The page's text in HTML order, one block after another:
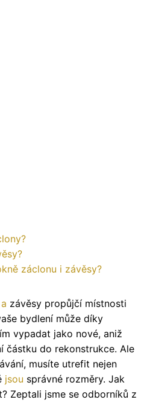
záclonu i závěsy?
a závěsy propůjčí místnosti
bydlení může díky
vypadat jako nové, aniž
částku do rekonstrukce. Ale
musíte utrefit nejen
jsou správné rozměry. Jak
Zeptali jsme se odborníků z